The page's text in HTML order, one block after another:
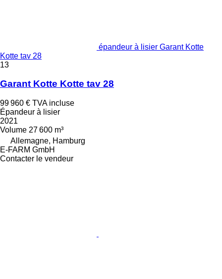
épandeur à lisier Garant Kotte
Kotte tav 28
13
Garant Kotte Kotte tav 28
99 960 € TVA incluse
Épandeur à lisier
2021
Volume 27 600 m³
Allemagne, Hamburg
E-FARM GmbH
Contacter le vendeur